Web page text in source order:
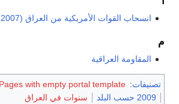
انسحاب القوات الأمريكية من العراق (2007-2011)
م
المقاومة العراقية
تصنيفات:
Pages with empty portal template
2009 حسب البلد
سنوات في العراق